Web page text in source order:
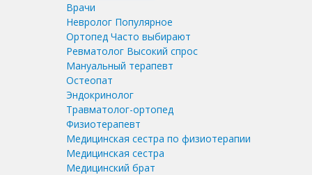
Врачи
Невролог Популярное
Ортопед Часто выбирают
Ревматолог Высокий спрос
Мануальный терапевт
Остеопат
Эндокринолог
Травматолог-ортопед
Физиотерапевт
Медицинская сестра по физиотерапии
Медицинская сестра
Медицинский брат